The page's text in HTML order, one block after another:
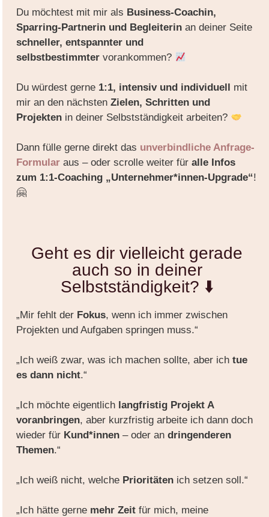
Du möchtest mit mir als Business-Coachin,
Sparring-Partnerin und Begleiterin an deiner Seite
schneller, entspannter und
selbstbestimmtervorankommen?
Du würdest gerne 1:1, intensiv und individuell mit
mir an den nächsten Zielen, Schritten und
Projektenin deiner Selbstständigkeit arbeiten?
Dann fülle gerne direkt das unverbindliche Anfrage-
Formular aus – oder scrolle weiter für alle Infos
zum 1:1-Coaching „Unternehmer*innen-Upgrade“!
🤗
Geht es dir vielleicht gerade
auch so in deiner
Selbstständigkeit? ⬇️
„Mir fehlt der Fokus, wenn ich immer zwischen
Projekten und Aufgaben springen muss.“
„Ich weiß zwar, was ich machen sollte, aber ich tue
es dann nicht.“
„Ich möchte eigentlich langfristig Projekt A
voranbringen, aber kurzfristig arbeite ich dann doch
wieder für Kund*innen– oder an dringenderen
Themen.“
„Ich weiß nicht, welche Prioritätenich setzen soll.“
„Ich hätte gerne mehr Zeitfür mich, meine